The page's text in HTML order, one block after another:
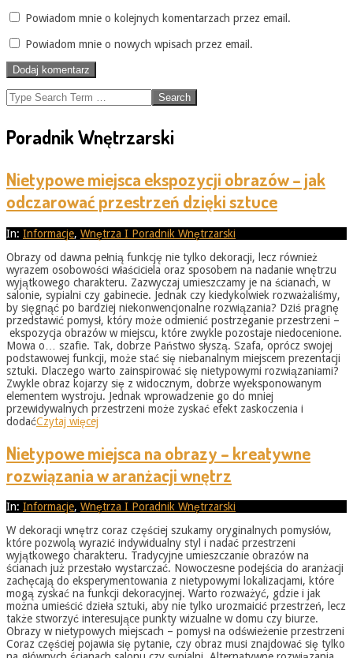
Powiadom mnie o kolejnych komentarzach przez email.
Powiadom mnie o nowych wpisach przez email.
Search
Poradnik Wnętrzarski
Nietypowe miejsca ekspozycji obrazów – jak
odczarować przestrzeń dzięki sztuce
2026-
31
In: Informacje, Wnętrza I Poradnik Wnętrzarski
Obrazy od dawna pełnią funkcję nie tylko dekoracji, lecz również
wyrazem osobowości właściciela oraz sposobem na nadanie wnętrzu
wyjątkowego charakteru. Zazwyczaj umieszczamy je na ścianach, w
salonie, sypialni czy gabinecie. Jednak czy kiedykolwiek rozważaliśmy,
by sięgnąć po bardziej niekonwencjonalne rozwiązania? Dziś pragnę
przedstawić pomysł, który może odmienić postrzeganie przestrzeni –
ekspozycja obrazów w miejscu, które zwykle pozostaje niedocenione.
Mowa o… szafie. Tak, dobrze Państwo słyszą. Szafa, oprócz swojej
podstawowej funkcji, może stać się niebanalnym miejscem prezentacji
sztuki. Dlaczego warto zainspirować się nietypowymi rozwiązaniami?
Zwykle obraz kojarzy się z widocznym, dobrze wyeksponowanym
elementem wystroju. Jednak wprowadzenie go do mniej
przewidywalnych przestrzeni może zyskać efekt zaskoczenia i
dodaćCzytaj więcej
Nietypowe miejsca na obrazy – kreatywne
rozwiązania w aranżacji wnętrz
2026-
31
In: Informacje, Wnętrza I Poradnik Wnętrzarski
W dekoracji wnętrz coraz częściej szukamy oryginalnych pomysłów,
które pozwolą wyrazić indywidualny styl i nadać przestrzeni
wyjątkowego charakteru. Tradycyjne umieszczanie obrazów na
ścianach już przestało wystarczać. Nowoczesne podejścia do aranżacji
zachęcają do eksperymentowania z nietypowymi lokalizacjami, które
mogą zyskać na funkcji dekoracyjnej. Warto rozważyć, gdzie i jak
można umieścić dzieła sztuki, aby nie tylko urozmaicić przestrzeń, lecz
także stworzyć interesujące punkty wizualne w domu czy biurze.
Obrazy w nietypowych miejscach – pomysł na odświeżenie przestrzeni
Coraz częściej pojawia się pytanie, czy obraz musi znajdować się tylko